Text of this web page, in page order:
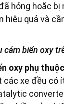
hỏng hoặc bị
hiệu quả và
cảm biến oxy
oxy phụ
các xe đều có